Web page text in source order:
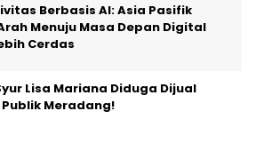
Berbasis AI: Asia Pasifik
Menuju Masa Depan Digital
Cerdas
Lisa Mariana Diduga Dijual
Publik Meradang!